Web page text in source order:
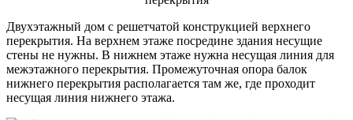
Двухэтажный дом с решетчатой конструкцией верхнего
перекрытия. На верхнем этаже посредине здания несущие
стены не нужны. В нижнем этаже нужна несущая линия для
межэтажного перекрытия. Промежуточная опора балок
нижнего перекрытия располагается там же, где проходит
несущая линия нижнего этажа.